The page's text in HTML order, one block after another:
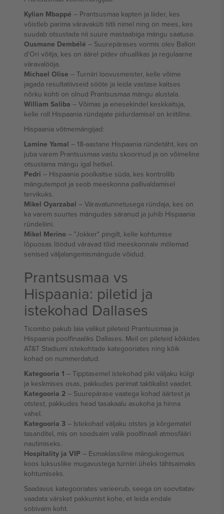
Kylian Mbappé – Prantsusmaa kapten ja liider, kes
võistleb parima väravaküti tiitli nimel ning on mees, kes
suudab otsustada nii suure mastaabiga mängu saatuse.
Ousmane Dembélé – Suurepärases vormis olev Ballon
d'Ori võitja, kes on äärel pidev ohuallikas ja regulaarne
väravalööja.
Michael Olise – Turniiri loovusmeister, kelle võime
jagada resultatiivseid sööte ja leida vastase kaitses
nõrku kohti on olnud Prantsusmaa mängu alustala.
William Saliba – Võimas ja enesekindel keskkaitsja,
kelle roll Hispaania ründajate pidurdamisel on kriitiline.
Hispaania võtmemängijad:
Lamine Yamal – 18-aastane Hispaania ründetäht, kes on
juba varem Prantsusmaa vastu skoorinud ja on võimeline
otsustama mängu igal hetkel.
Pedri – Hispaania poolkaitse süda, kes kontrollib
mängutempot ja seob meeskonna pallivaldamisel
tervikuks.
Mikel Oyarzabal – Väravatunnetusega ründaja, kes on
ka varem suurtes mängudes säranud ja juhib Hispaania
ründeliini.
Mikel Merino – "Jokker" pingilt, kelle kohtumise
lõpuosas löödud väravad tõid meeskonnale mõlemad
senised väljalangemismängude võidud.
Prantsusmaa vs
Hispaania: piletid ja
istekohad Dallases
Ticombo pakub laia valikut pileteid Prantsusmaa ja
Hispaania poolfinaaliks Dallases. Meil on pileteid kõikides
AT&T Stadiumi istekohtade kategooriates ning kõik
kohad on nummerdatud.
Kategooria 1 – Tipptasemel istekohad piki väljaku külgi
ja keskmises osas, pakkudes parimat taktikalist vaadet.
Kategooria 2 – Suurepärase vaatega kohad äärtest ja
otstest, pakkudes head tasakaalu asukoha ja hinna
vahel.
Kategooria 3 – Istekohad väljaku otstes ja kõrgematel
tasanditel, mis on soodsaim valik poolfinaali atmosfääri
nautimiseks.
Hospitality ja VIP – Esmaklassiline mängukogemus
koos luksuslike mugavustega turniiri üheks tähtsaimaks
kohtumiseks.
Saadavus kategooriates varieerub, seega on soovitatav
vaadata värsket pakkumist kohe, et leida endale
sobivaim koht.